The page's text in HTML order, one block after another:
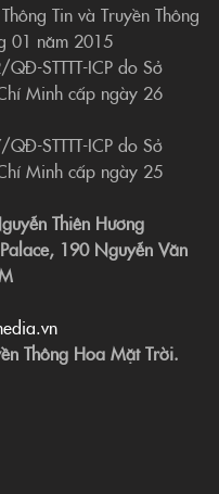
Tin và Truyền Thông
01 năm 2015
STTTT-ICP do Sở
Minh cấp ngày 26
STTTT-ICP do Sở
Minh cấp ngày 25
Thiên Hương
190 Nguyễn Văn
Thông Hoa Mặt Trời.